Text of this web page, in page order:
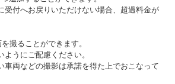
20(日)
プレゼント当選者発表
受付へお戻りいただけない場合、超過料金が
撮ることができます。
ようにご配慮ください。
車両などの撮影は承諾を得た上でおこなって